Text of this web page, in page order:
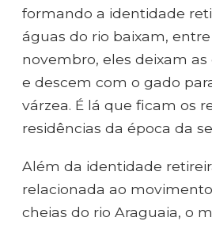
formando a identidade
águas do rio baixam,
novembro, eles deixam as
e descem com o gado
várzea. É lá que ficam os
residências da época da
Além da identidade
relacionada ao
cheias do rio Araguaia, o